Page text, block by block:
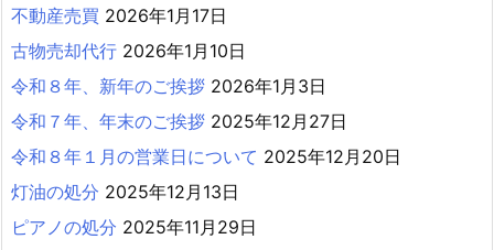
不動産売買 2026年1月17日
古物売却代行 2026年1月10日
令和８年、新年のご挨拶 2026年1月3日
令和７年、年末のご挨拶 2025年12月27日
令和８年１月の営業日について 2025年12月20日
灯油の処分 2025年12月13日
ピアノの処分 2025年11月29日